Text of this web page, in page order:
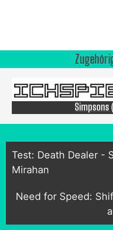
Simpsons
Test: Death Dealer -
Mirahan
Need for Speed: